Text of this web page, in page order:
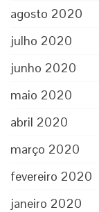
agosto 2020
julho 2020
junho 2020
maio 2020
abril 2020
março 2020
fevereiro 2020
janeiro 2020